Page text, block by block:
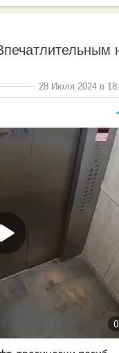
28 Июля 2024 в